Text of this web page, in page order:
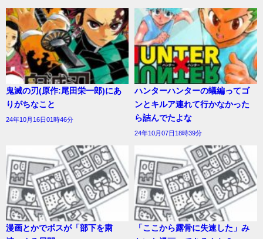
鬼滅の刃(原作:尾田栄一郎)にあ
りがちなこと
24年10月16日01時46分
ハンターハンターの蟻編ってゴ
ンとキルア連れて行かなかった
ら詰んでたよな
24年10月07日18時39分
漫画とかでボスが「部下を粛
「ここから露骨に失速した」み